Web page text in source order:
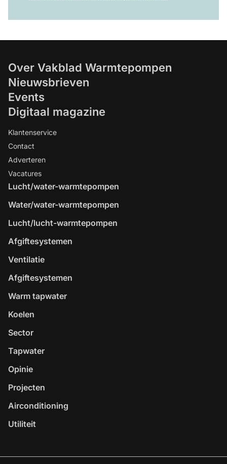
Over Vakblad Warmtepompen
Nieuwsbrieven
Events
Digitaal magazine
Klantenservice
Contact
Adverteren
Vacatures
Lucht/water-warmtepompen
Water/water-warmtepompen
Lucht/lucht-warmtepompen
Afgiftesystemen
Ventilatie
Afgiftesystemen
Warm tapwater
Koelen
Sector
Tapwater
Opinie
Projecten
Airconditioning
Utiliteit